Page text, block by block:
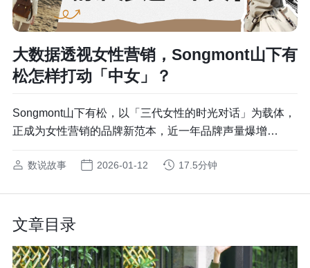
大数据透视女性营销，Songmont山下有
松怎样打动「中女」？
Songmont山下有松，以「三代女性的时光对话」为载体，
正成为女性营销的品牌新范本，近一年品牌声量爆增
上的快增长，数说故事以Social数据拆解，「中女时代」
数说故事 2026-01-12 17.5分钟
文章目录